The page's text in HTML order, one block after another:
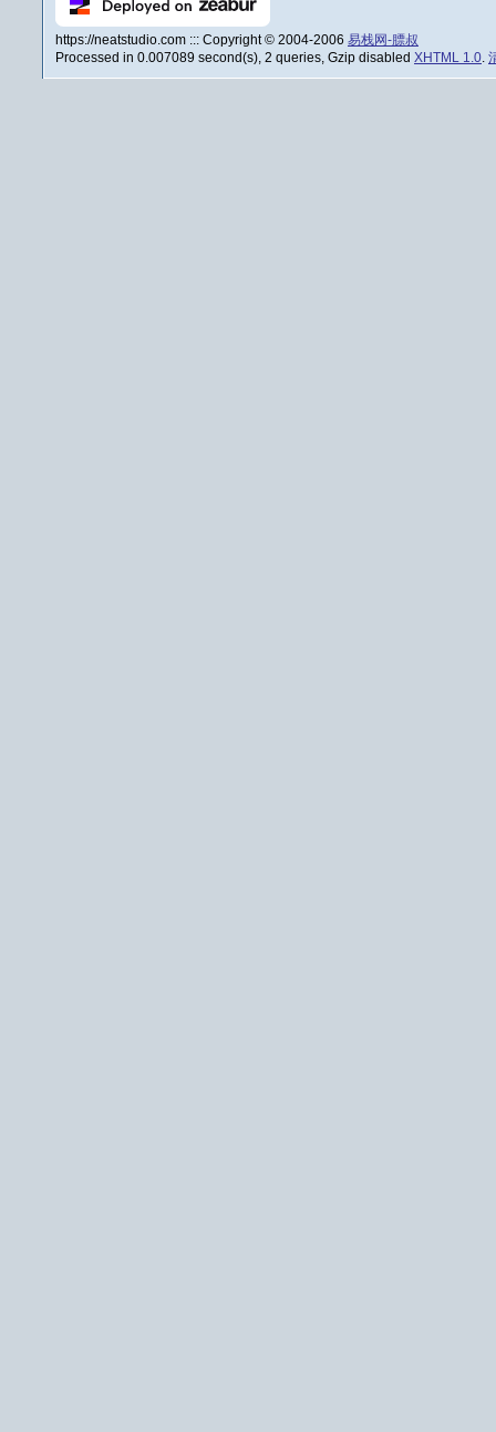
https://neatstudio.com ::: Copyright © 2004-2006 易栈网-膘叔
Processed in 0.007089 second(s), 2 queries, Gzip disabled XHTML 1.0.